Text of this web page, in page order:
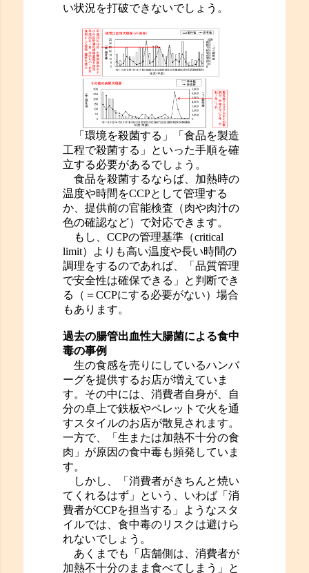
い状況を打破できないでしょう。
「環境を殺菌する」「食品を製造
工程で殺菌する」といった手順を確
立する必要があるでしょう。
食品を殺菌するならば、加熱時の
温度や時間をCCPとして管理する
か、提供前の官能検査（肉や肉汁の
色の確認など）で対応できます。
もし、CCPの管理基準（critical
limit）よりも高い温度や長い時間の
調理をするのであれば、「品質管理
で安全性は確保できる」と判断でき
る（＝CCPにする必要がない）場合
もあります。
過去の腸管出血性大腸菌による食中
毒の事例
生の食感を売りにしているハンバ
ーグを提供するお店が増えていま
す。その中には、消費者自身が、自
分の卓上で鉄板やペレットで火を通
すスタイルのお店が散見されます。
一方で、「生または加熱不十分の食
肉」が原因の食中毒も頻発していま
す。
しかし、「消費者がきちんと焼い
てくれるはず」という、いわば「消
費者がCCPを担当する」ようなスタ
イルでは、食中毒のリスクは避けら
れないでしょう。
あくまでも「店舗側は、消費者が
加熱不十分のまま食べてしまう」と